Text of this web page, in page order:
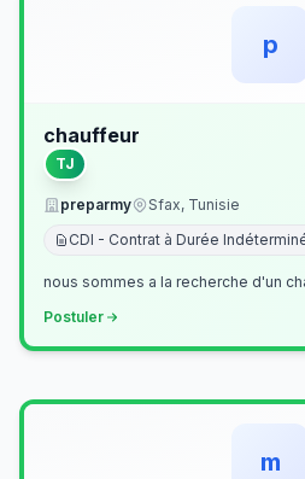
p
chauffeur
TJ
preparmy
Sfax, Tunisie
CDI - Contrat à Durée
nous sommes a la recherche d'un
Postuler
m